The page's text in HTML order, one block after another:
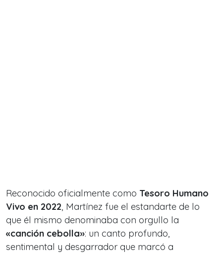
Reconocido oficialmente como Tesoro Humano
Vivo en 2022, Martínez fue el estandarte de lo
que él mismo denominaba con orgullo la
«canción cebolla»: un canto profundo,
sentimental y desgarrador que marcó a